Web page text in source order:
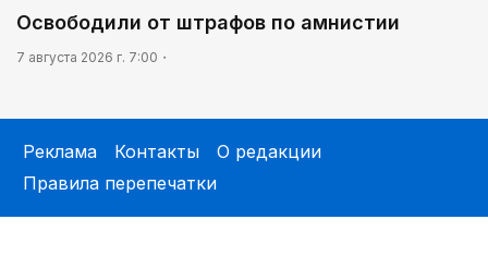
Освободили от штрафов по амнистии
7 августа 2026 г. 7:00
Реклама Контакты
О редакции
Правила перепечатки